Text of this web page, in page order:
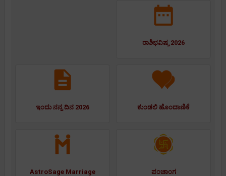
ರಾಶಿಭವಿಷ್ಯ 2026
ಇಂದು ನನ್ನ ದಿನ 2026 ಕುಂಡಲಿ ಹೊಂದಾಣಿಕೆ
AstroSage Marriage ಪಂಚಾಂಗ